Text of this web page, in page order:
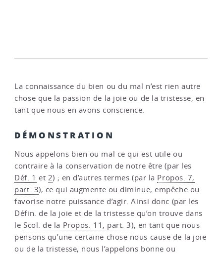
La connaissance du bien ou du mal n’est rien autre
chose que la passion de la joie ou de la tristesse, en
tant que nous en avons conscience.
DÉMONSTRATION
Nous appelons bien ou mal ce qui est utile ou
contraire à la conservation de notre être (par les
Déf. 1 et 2) ; en d’autres termes (par la Propos. 7,
part. 3), ce qui augmente ou diminue, empêche ou
favorise notre puissance d’agir. Ainsi donc (par les
Défin. de la joie et de la tristesse qu’on trouve dans
le Scol. de la Propos. 11, part. 3), en tant que nous
pensons qu’une certaine chose nous cause de la joie
ou de la tristesse, nous l’appelons bonne ou